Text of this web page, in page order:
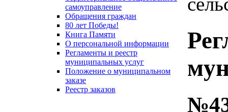
самоуправление
Обращения граждан
80 лет Победы!
Книга Памяти
О персональной информации
Регламенты и реестр
муниципальных услуг
Положение о муниципальном
заказе
Реестр заказов